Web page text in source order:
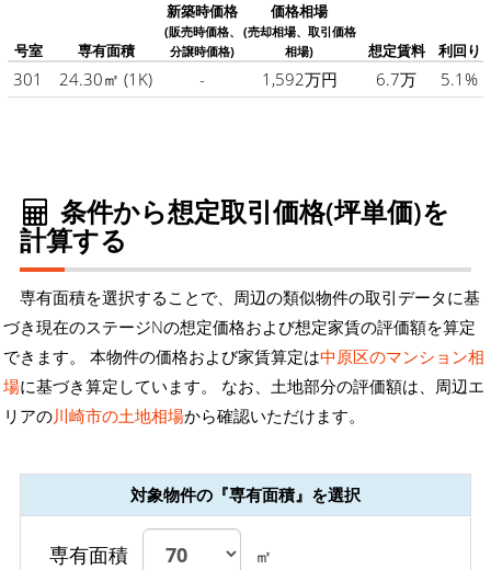
号室 専有面積
新築時価格
(販売時価格、
分譲時価格)
価格相場
(売却相場、取引価格
相場)
想定賃料 利回り
301 24.30㎡ (1K) - 1,592万円 6.7万 5.1%
条件から想定取引価格(坪単価)を
計算する
専有面積を選択することで、周辺の類似物件の取引データに基
づき現在のステージNの想定価格および想定家賃の評価額を算定
できます。 本物件の価格および家賃算定は中原区のマンション相
場に基づき算定しています。 なお、土地部分の評価額は、周辺エ
リアの川崎市の土地相場から確認いただけます。
対象物件の『専有面積』を選択
専有面積 ㎡